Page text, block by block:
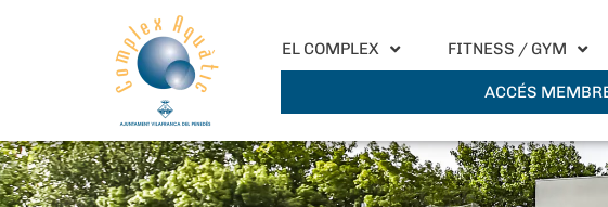
EL COMPLEX FITNESS / GYM
ACCÉS